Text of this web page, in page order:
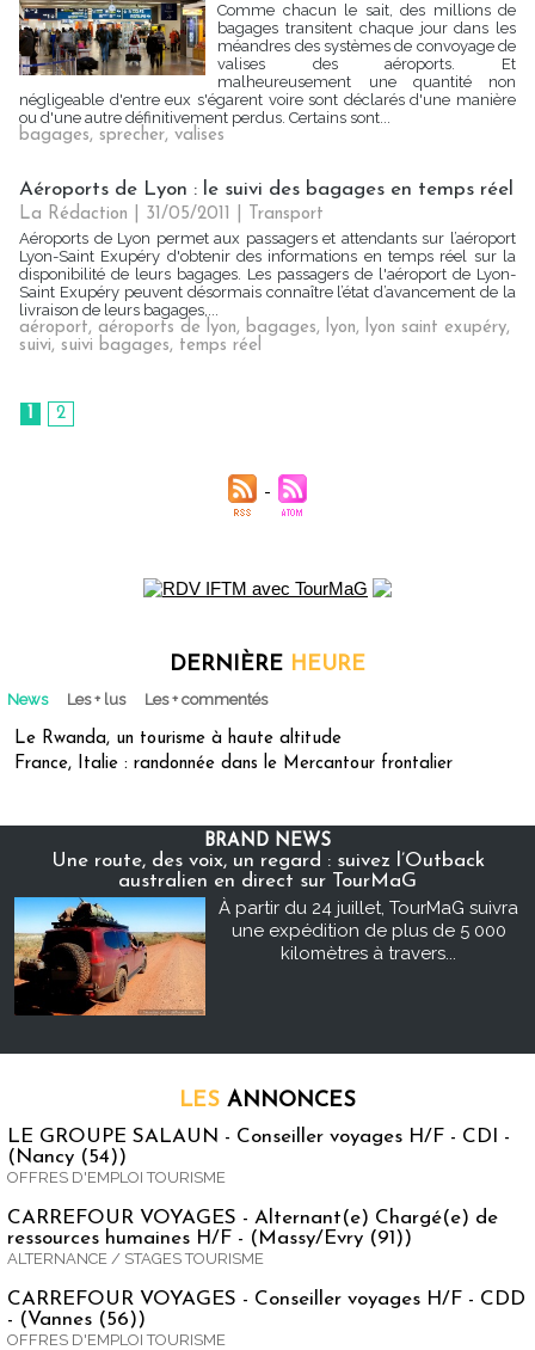
Comme chacun le sait, des millions de
bagages transitent chaque jour dans les
méandres des systèmes de convoyage de
valises des aéroports. Et
malheureusement une quantité non
négligeable d'entre eux s'égarent voire sont déclarés d'une manière
ou d'une autre définitivement perdus. Certains sont...
bagages, sprecher, valises
Aéroports de Lyon : le suivi des bagages en temps réel
La Rédaction | 31/05/2011
Transport
Aéroports de Lyon permet aux passagers et attendants sur l’aéroport
Lyon-Saint Exupéry d'obtenir des informations en temps réel sur la
disponibilité de leurs bagages. Les passagers de l'aéroport de Lyon-
Saint Exupéry peuvent désormais connaître l’état d’avancement de la
livraison de leurs bagages,...
aéroport, aéroports de lyon, bagages, lyon, lyon saint exupéry,
suivi, suivi bagages, temps réel
1 2
DERNIÈRE HEURE
News Les + lus Les + commentés
Le Rwanda, un tourisme à haute altitude
France, Italie : randonnée dans le Mercantour frontalier
BRAND NEWS
Une route, des voix, un regard : suivez l’Outback
australien en direct sur TourMaG
À partir du 24 juillet, TourMaG suivra
une expédition de plus de 5 000
kilomètres à travers...
LES ANNONCES
LE GROUPE SALAUN - Conseiller voyages H/F - CDI -
(Nancy (54))
OFFRES D'EMPLOI TOURISME
CARREFOUR VOYAGES - Alternant(e) Chargé(e) de
ressources humaines H/F - (Massy/Evry (91))
ALTERNANCE / STAGES TOURISME
CARREFOUR VOYAGES - Conseiller voyages H/F - CDD
- (Vannes (56))
OFFRES D'EMPLOI TOURISME